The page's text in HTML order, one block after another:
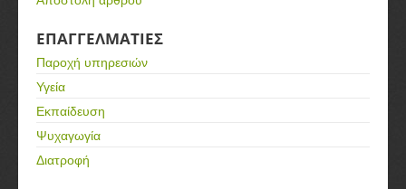
ΕΠΑΓΓΕΛΜΑΤΙΕΣ
Παροχή υπηρεσιών
Υγεία
Εκπαίδευση
Ψυχαγωγία
Διατροφή